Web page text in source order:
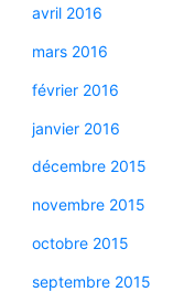
avril 2016
mars 2016
février 2016
janvier 2016
décembre 2015
novembre 2015
octobre 2015
septembre 2015